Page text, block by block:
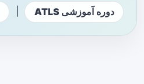
دوره آموزشی ATLS